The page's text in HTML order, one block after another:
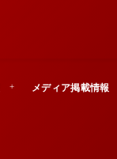
メディア掲載情報